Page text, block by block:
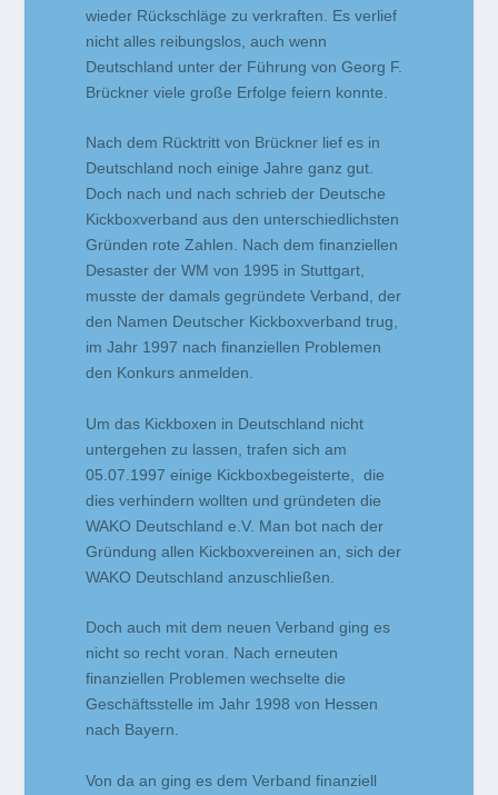
wieder Rückschläge zu verkraften. Es verlief
nicht alles reibungslos, auch wenn
Deutschland unter der Führung von Georg F.
Brückner viele große Erfolge feiern konnte.
Nach dem Rücktritt von Brückner lief es in
Deutschland noch einige Jahre ganz gut.
Doch nach und nach schrieb der Deutsche
Kickboxverband aus den unterschiedlichsten
Gründen rote Zahlen. Nach dem finanziellen
Desaster der WM von 1995 in Stuttgart,
musste der damals gegründete Verband, der
den Namen Deutscher Kickboxverband trug,
im Jahr 1997 nach finanziellen Problemen
den Konkurs anmelden.
Um das Kickboxen in Deutschland nicht
untergehen zu lassen, trafen sich am
05.07.1997 einige Kickboxbegeisterte, die
dies verhindern wollten und gründeten die
WAKO Deutschland e.V. Man bot nach der
Gründung allen Kickboxvereinen an, sich der
WAKO Deutschland anzuschließen.
Doch auch mit dem neuen Verband ging es
nicht so recht voran. Nach erneuten
finanziellen Problemen wechselte die
Geschäftsstelle im Jahr 1998 von Hessen
nach Bayern.
Von da an ging es dem Verband finanziell